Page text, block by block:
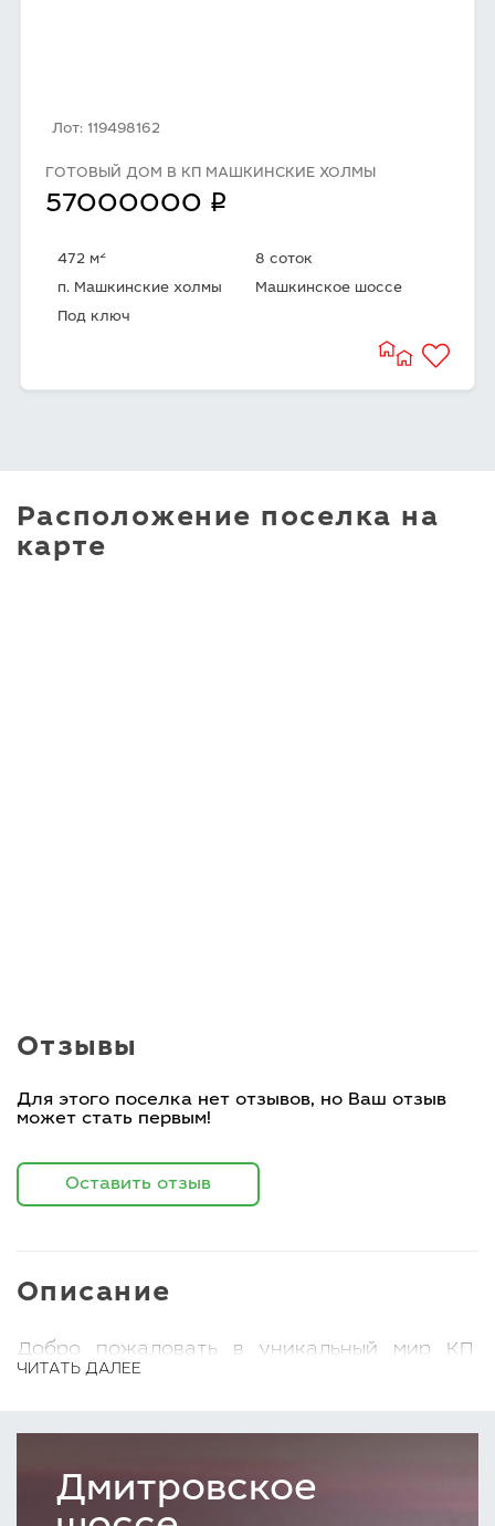
Лот: 119498162
ГОТОВЫЙ ДОМ В КП МАШКИНСКИЕ ХОЛМЫ
57000000 q
472 м2
8 соток
п. Машкинские холмы
Машкинское шоссе
Под ключ
Расположение поселка на
карте
Отзывы
Для этого поселка нет отзывов, но Ваш отзыв
может стать первым!
Оставить отзыв
Описание
Добро пожаловать в уникальный мир КП
Машкинские Холмы (Химки). Это
спокойствию, красоте природы, комфорту
живописных холмов, зеленых лесов, этот
поселок сразу окутывает вас своим
ЧИТАТЬ ДАЛЕЕ
Дмитровское